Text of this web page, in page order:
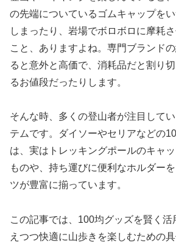
の先端についているゴムキャップを
しまったり、岩場でボロボロに摩耗
こと、ありますよね。専門ブランド
ると意外と高価で、消耗品だと割り
るお値段だったりします。
そんな時、多くの登山者が注目して
テムです。ダイソーやセリアなどの
は、実はトレッキングポールのキャ
ものや、持ち運びに便利なホルダー
ツが豊富に揃っています。
この記事では、100均グッズを賢く活
えつつ快適に山歩きを楽しむための